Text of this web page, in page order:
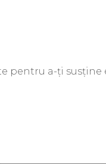
pentru a-ți